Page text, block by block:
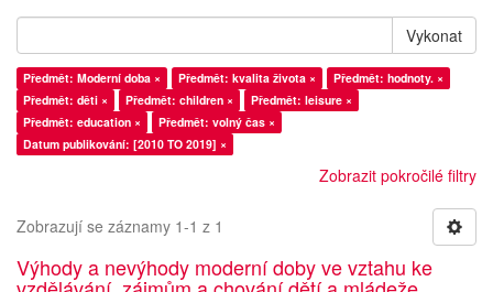
Vykonat
Předmět: Moderní doba × Předmět: kvalita života ×
Předmět: hodnoty. ×
Předmět: děti ×
Předmět: children ×
Předmět: leisure ×
Předmět: education ×
Předmět: volný čas ×
Datum publikování: [2010 TO 2019] ×
Zobrazit pokročilé filtry
Zobrazují se záznamy 1-1 z 1
Výhody a nevýhody moderní doby ve vztahu ke